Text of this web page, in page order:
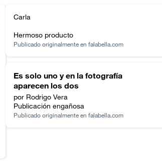
Carla
Hermoso producto
Publicado originalmente en falabella.com
Es solo uno y en la fotografía
aparecen los dos
por Rodrigo Vera
Publicación engañosa
Publicado originalmente en falabella.com